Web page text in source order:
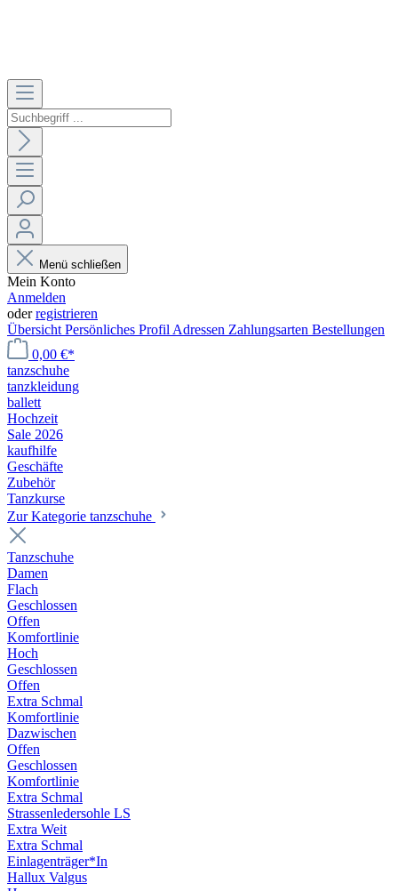
Menü schließen
Mein Konto
Anmelden
oderregistrieren
Übersicht Persönliches Profil Adressen Zahlungsarten Bestellungen
0,00 €*
tanzschuhe
tanzkleidung
ballett
Hochzeit
Sale 2026
kaufhilfe
Geschäfte
Zubehör
Tanzkurse
Zur Kategorie tanzschuhe
Tanzschuhe
Damen
Flach
Geschlossen
Offen
Komfortlinie
Hoch
Geschlossen
Offen
Extra Schmal
Komfortlinie
Dazwischen
Offen
Geschlossen
Komfortlinie
Extra Schmal
Strassenledersohle LS
Extra Weit
Extra Schmal
Einlagenträger*In
Hallux Valgus